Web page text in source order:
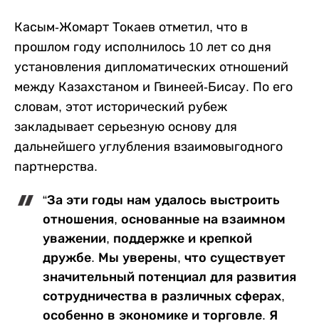
Касым-Жомарт Токаев отметил, что в
прошлом году исполнилось 10 лет со дня
установления дипломатических отношений
между Казахстаном и Гвинеей-Бисау. По его
словам, этот исторический рубеж
закладывает серьезную основу для
дальнейшего углубления взаимовыгодного
партнерства.
“За эти годы нам удалось выстроить
отношения, основанные на взаимном
уважении, поддержке и крепкой
дружбе. Мы уверены, что существует
значительный потенциал для развития
сотрудничества в различных сферах,
особенно в экономике и торговле. Я